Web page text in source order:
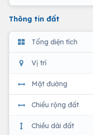
Thông tin đất
Tổng diện tích
Vị trí
Mặt đường
Chiều rộng đất
Chiều dài đất